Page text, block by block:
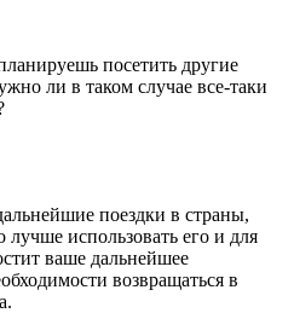
посетить другие
ли в таком случае все-таки
поездки в страны,
лучше использовать его и для
ваше дальнейшее
возвращаться в